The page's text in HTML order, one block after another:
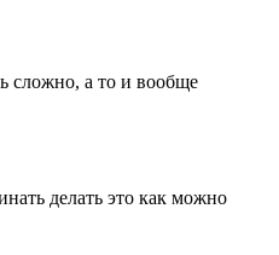
а то и вообще
делать это как можно